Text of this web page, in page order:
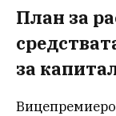
План за
за